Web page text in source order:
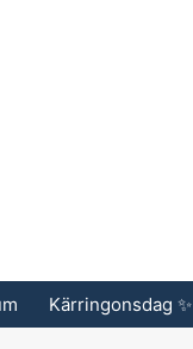
Kärringonsdag ✨